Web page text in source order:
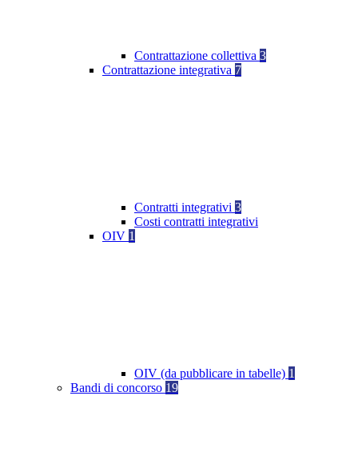
Contrattazione collettiva 3
Contrattazione integrativa 7
Contratti integrativi 3
Costi contratti integrativi
OIV 1
OIV (da pubblicare in tabelle) 1
Bandi di concorso 19